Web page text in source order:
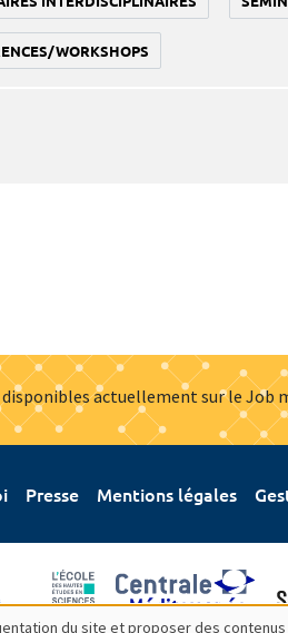
WORKSHOPS
actuellement sur le Job
Presse Mentions légales
du site et proposer des